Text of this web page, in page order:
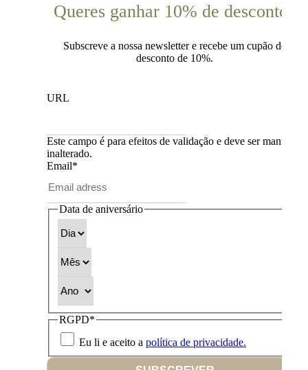
Queres ganhar 10% de desconto?
Subscreve a nossa newsletter e recebe um cupão de
desconto de 10%.
URL
Este campo é para efeitos de validação e deve ser mantido
inalterado.
Email*
Data de aniversário
RGPD*
Eu li e aceito a política de privacidade.